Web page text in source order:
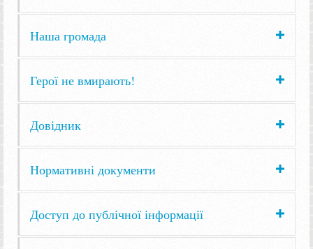
Наша громада
Герої не вмирають!
Довідник
Нормативні документи
Доступ до публічної інформації